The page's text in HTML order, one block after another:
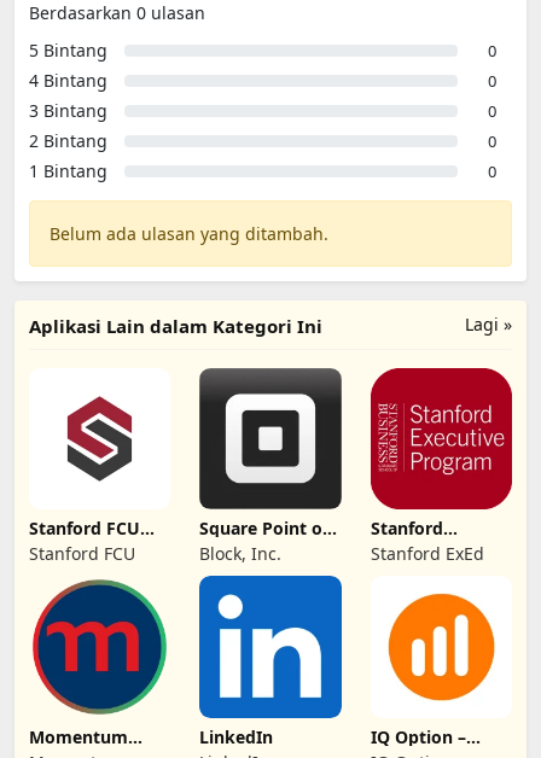
Berdasarkan 0 ulasan
5 Bintang
0
4 Bintang 0
3 Bintang 0
2 Bintang 0
1 Bintang 0
Belum ada ulasan yang ditambah.
Lagi »
Aplikasi Lain dalam Kategori Ini
Stanford FCU
Mobile Banking
Stanford FCU
Square Point of
Sale - POS
Block, Inc.
Stanford
Executive
Education
Stanford ExEd
Momentum
LinkedIn
IQ Option –